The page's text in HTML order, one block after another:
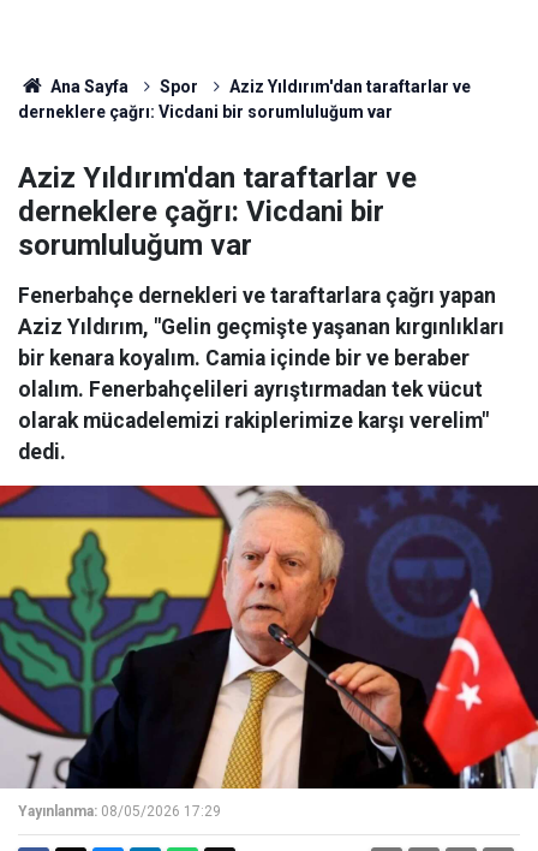
Ana Sayfa Spor
Aziz Yıldırım'dan taraftarlar ve
derneklere çağrı: Vicdani bir sorumluluğum var
Aziz Yıldırım'dan taraftarlar ve
derneklere çağrı: Vicdani bir
sorumluluğum var
Fenerbahçe dernekleri ve taraftarlara çağrı yapan
Aziz Yıldırım, "Gelin geçmişte yaşanan kırgınlıkları
bir kenara koyalım. Camia içinde bir ve beraber
olalım. Fenerbahçelileri ayrıştırmadan tek vücut
olarak mücadelemizi rakiplerimize karşı verelim"
dedi.
Yayınlanma: 08/05/2026 17:29